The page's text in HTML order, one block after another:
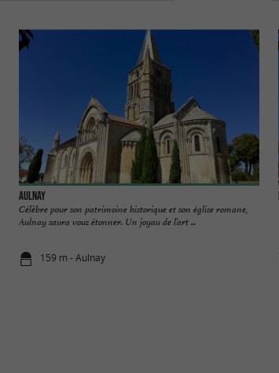
Aulnay
Célèbre pour son patrimoine historique et son église romane,
Aulnay saura vous étonner. Un joyau de l’art ...
159 m - Aulnay